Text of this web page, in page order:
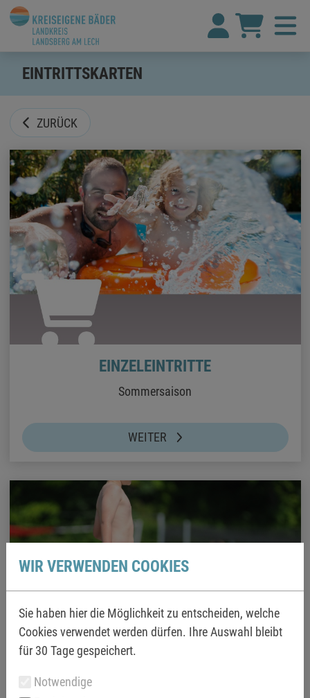
EINTRITTSKARTEN
ZURÜCK
EINZELEINTRITTE
Sommersaison
WEITER
WIR VERWENDEN COOKIES
Sie haben hier die Möglichkeit zu entscheiden, welche
Cookies verwendet werden dürfen. Ihre Auswahl bleibt
für 30 Tage gespeichert.
Notwendige